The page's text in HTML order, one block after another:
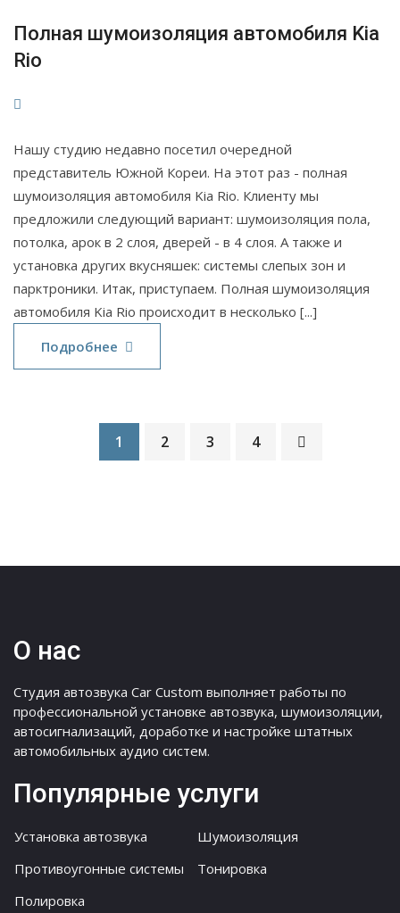
Полная шумоизоляция автомобиля Kia
Rio
Нашу студию недавно посетил очередной
представитель Южной Кореи. На этот раз - полная
шумоизоляция автомобиля Kia Rio. Клиенту мы
предложили следующий вариант: шумоизоляция пола,
потолка, арок в 2 слоя, дверей - в 4 слоя. А также и
установка других вкусняшек: системы слепых зон и
парктроники. Итак, приступаем. Полная шумоизоляция
автомобиля Kia Rio происходит в несколько [...]
Подробнее
1 2 3 4
О нас
Студия автозвука Car Custom выполняет работы по
профессиональной установке автозвука, шумоизоляции,
автосигнализаций, доработке и настройке штатных
автомобильных аудио систем.
Популярные услуги
Установка автозвука
Шумоизоляция
Противоугонные системы
Тонировка
Полировка